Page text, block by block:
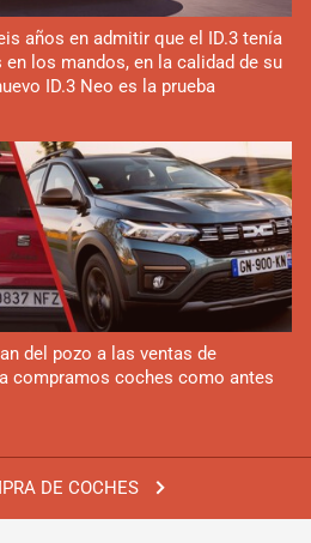
DE COCHES
años en admitir que el ID.3 tenía
los mandos, en la calidad de su
ID.3 Neo es la prueba
del pozo a las ventas de
compramos coches como antes